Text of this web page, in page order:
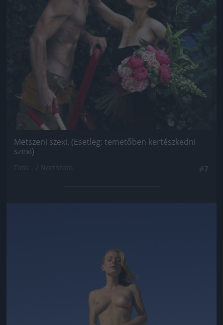
Metszeni szexi. (Esetleg: temetőben kertészkedni
szexi)